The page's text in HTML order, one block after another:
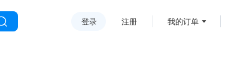
登录 注册 我的订单